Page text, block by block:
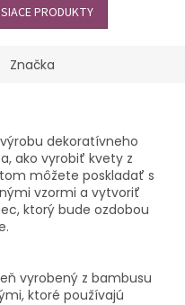
PRODUKTY
Značka
dekoratívneho
ako vyrobiť kvety z
môžete poskladať s
vzormi a vytvoriť
ktorý bude ozdobou
vyrobený z bambusu
ktoré používajú